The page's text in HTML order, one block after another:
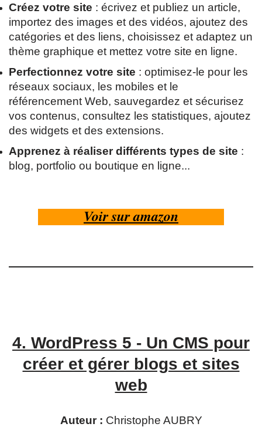
Créez votre site : écrivez et publiez un article,
importez des images et des vidéos, ajoutez des
catégories et des liens, choisissez et adaptez un
thème graphique et mettez votre site en ligne.
Perfectionnez votre site : optimisez-le pour les
réseaux sociaux, les mobiles et le
référencement Web, sauvegardez et sécurisez
vos contenus, consultez les statistiques, ajoutez
des widgets et des extensions.
Apprenez à réaliser différents types de site :
blog, portfolio ou boutique en ligne...
Voir sur amazon
4. WordPress 5 - Un CMS pour
créer et gérer blogs et sites
web
Auteur : Christophe AUBRY